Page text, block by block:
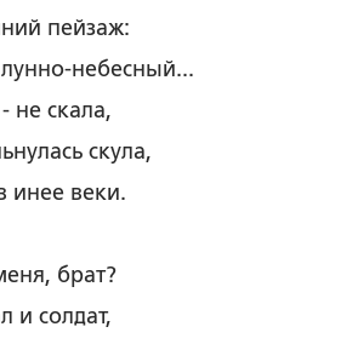
пейзаж:
небесный...
не скала,
скула,
инее веки.
брат?
и солдат,